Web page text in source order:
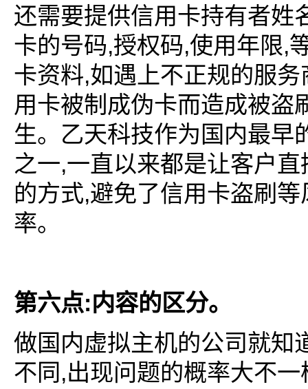
还需要提供信用卡持有者姓
卡的号码,授权码,使用年限,
卡资料,如遇上不正规的服务
用卡被制成伪卡而造成被盗
生。乙天科技作为国内最早
之一,一直以来都是让客户
的方式,避免了信用卡盗刷
率。
第六点:内容的区分。
做国内虚拟主机的公司就知
不同 ,出现问题的概率大不